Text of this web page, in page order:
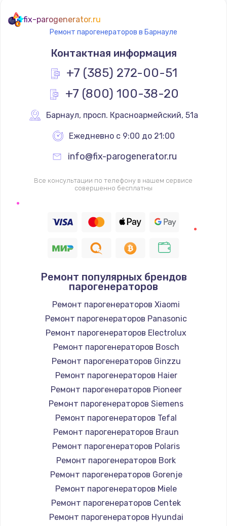
Замена дисплея (экрана)
Заказать
Ремонт платы электроники
1400 руб.
Заказать
2150 руб.
Заказать
1360 руб.
960 руб.
Заказать
Ремонт системы охлаждения
900 руб.
Заказать
Ремонт микросхемы Wi-Fi
1100 руб.
Заказать
Настройка Wi-Fi
Заказать
750 руб.
fix-parogenerator.ru
Ремонт парогенераторов в Барнауле
Контактная информация
+7 (385) 272-00-51
+7 (800) 100-38-20
Барнаул, просп. Красноармейский, 51а
Ежедневно с 9:00 до 21:00
info@fix-parogenerator.ru
Все консультации по телефону в нашем сервисе
совершенно бесплатны
Ремонт популярных брендов
парогенераторов
Ремонт парогенераторов Xiaomi
Ремонт парогенераторов Panasonic
Ремонт парогенераторов Electrolux
Ремонт парогенераторов Bosch
Ремонт парогенераторов Ginzzu
Ремонт парогенераторов Haier
Ремонт парогенераторов Pioneer
Ремонт парогенераторов Siemens
Ремонт парогенераторов Tefal
Ремонт парогенераторов Braun
Ремонт парогенераторов Polaris
Ремонт парогенераторов Bork
Ремонт парогенераторов Gorenje
Ремонт парогенераторов Miele
Ремонт парогенераторов Centek
Ремонт парогенераторов Hyundai